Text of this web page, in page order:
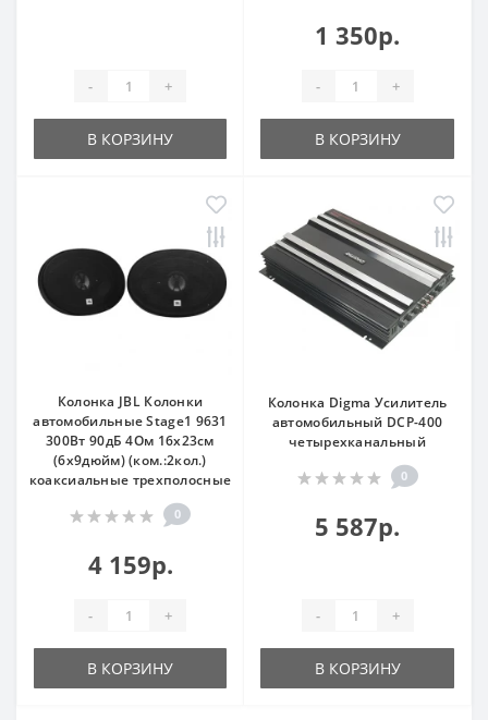
- +
В КОРЗИНУ
1 350р.
- +
В КОРЗИНУ
Колонка JBL Колонки
автомобильные Stage1 9631
300Вт 90дБ 4Ом 16x23см
(6x9дюйм) (ком.:2кол.)
коаксиальные трехполосные
0
4 159р.
- +
В КОРЗИНУ
Колонка Digma Усилитель
автомобильный DCP-400
четырехканальный
0
5 587р.
- +
В КОРЗИНУ